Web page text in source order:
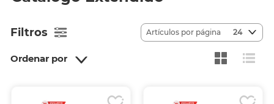
Filtros
Ordenar por
Artículos por página 24